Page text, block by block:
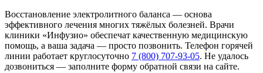
Восстановление электролитного баланса — основа
эффективного лечения многих тяжёлых болезней. Врачи
клиники «Инфузио» обеспечат качественную медицинскую
помощь, а ваша задача — просто позвонить. Телефон горячей
линии работает круглосуточно 7 (800) 707-93-05. Не удалось
дозвониться — заполните форму обратной связи на сайте.